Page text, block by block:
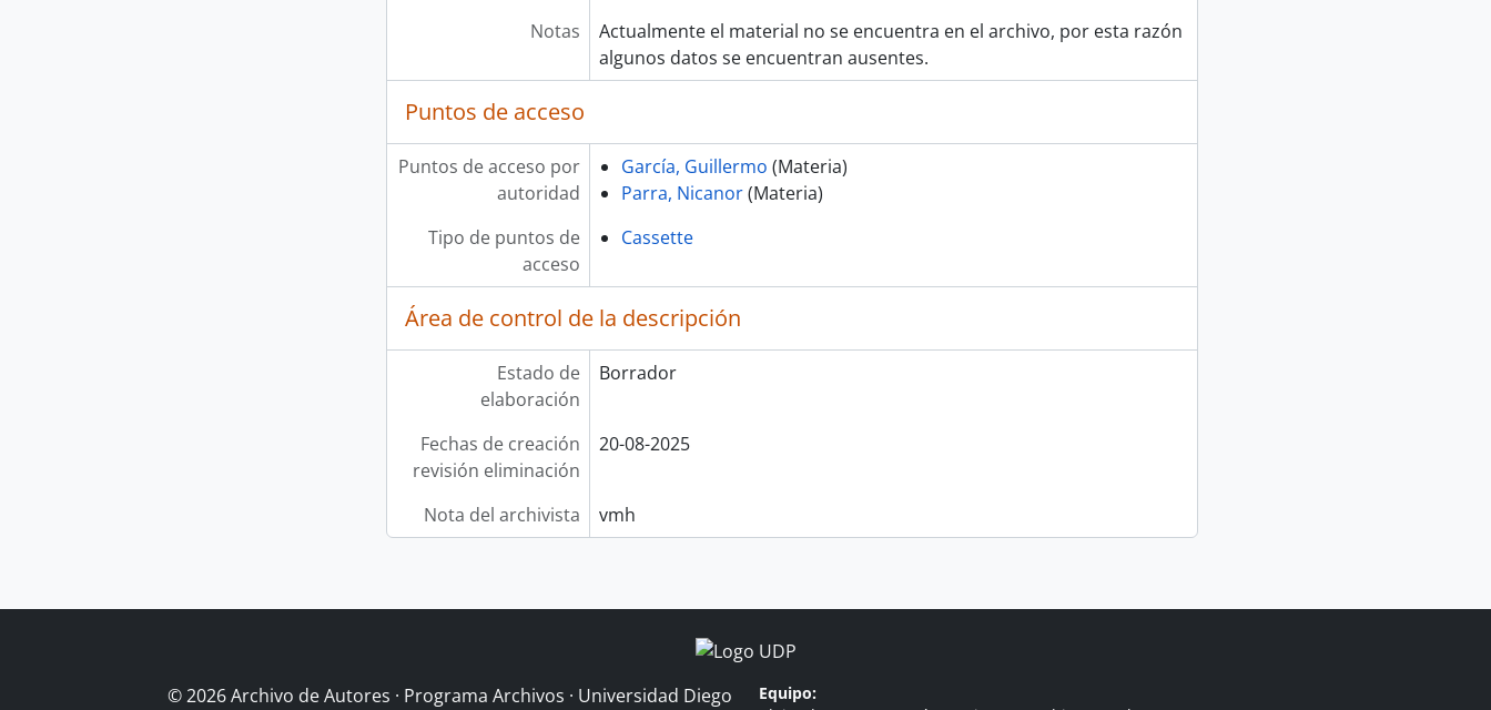
Notas
Actualmente el material no se encuentra en el archivo, por esta razón
algunos datos se encuentran ausentes.
Puntos de acceso
Puntos de acceso por
autoridad
García, Guillermo (Materia)
Parra, Nicanor(Materia)
Tipo de puntos de
acceso
Cassette
Área de control de la descripción
Estado de
elaboración
Borrador
Fechas de creación
revisión eliminación
20-08-2025
Nota del archivista vmh
© 2026 Archivo de Autores · Programa Archivos · Universidad Diego
Equipo: